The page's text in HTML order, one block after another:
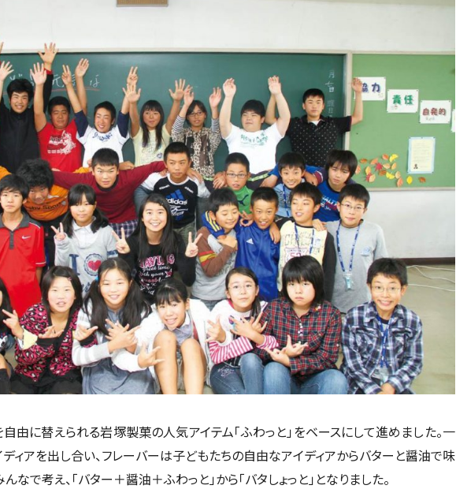
由に替えられる岩塚製菓の人気アイテム「ふわっと」をベースにして進めました。一
ィアを出し合い、フレーバーは子どもたちの自由なアイディアからバターと醤油で味
なで考え、「バター＋醤油＋ふわっと」から「バタしょっと」となりました。